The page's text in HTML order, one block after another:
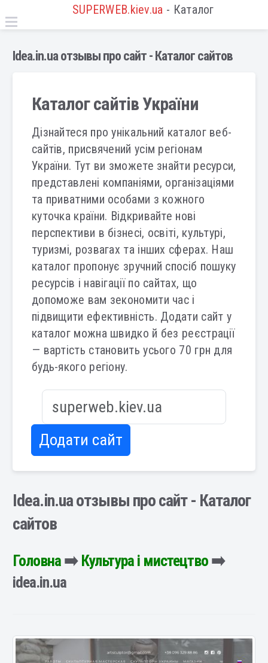
SUPERWEB.kiev.ua - Каталог
Idea.in.ua отзывы про сайт - Каталог сайтов
Каталог сайтів України
Дізнайтеся про унікальний каталог веб-
сайтів, присвячений усім регіонам
України. Тут ви зможете знайти ресурси,
представлені компаніями, організаціями
та приватними особами з кожного
куточка країни. Відкривайте нові
перспективи в бізнесі, освіті, культурі,
туризмі, розвагах та інших сферах. Наш
каталог пропонує зручний спосіб пошуку
ресурсів і навігації по сайтах, що
допоможе вам зекономити час і
підвищити ефективність. Додати сайт у
каталог можна швидко й без реєстрації
— вартість становить усього 70 грн для
будь-якого регіону.
Додати сайт
Idea.in.ua отзывы про сайт - Каталог
сайтов
Головна➡️ Культура і мистецтво➡️
idea.in.ua